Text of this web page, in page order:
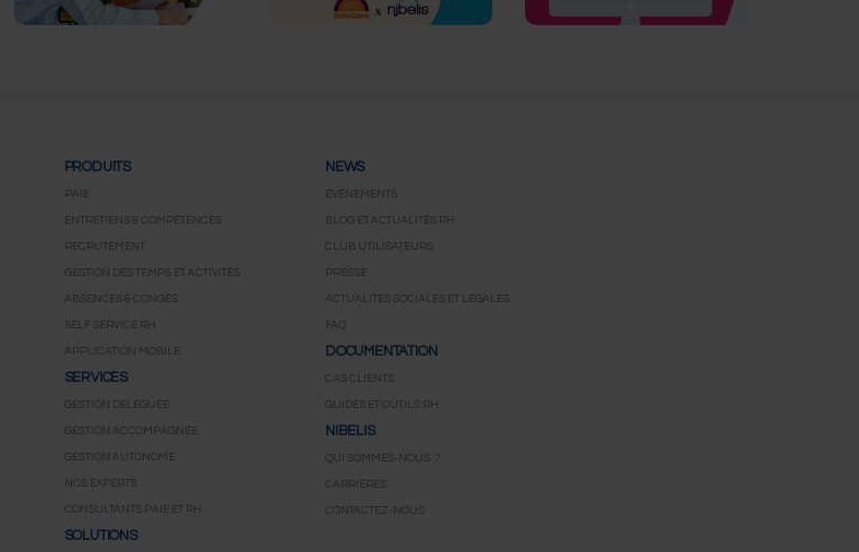
PRODUITS
PAIE
ENTRETIENS & COMPÉTENCES
RECRUTEMENT
GESTION DES TEMPS ET ACTIVITÉS
ABSENCES & CONGÉS
SELF SERVICE RH
APPLICATION MOBILE
SERVICES
GESTION DÉLÉGUÉE
GESTION ACCOMPAGNÉE
GESTION AUTONOME
NOS EXPERTS
CONSULTANTS PAIE ET RH
SOLUTIONS
NEWS
ÉVÉNEMENTS
BLOG ET ACTUALITÉS RH
CLUB UTILISATEURS
PRESSE
ACTUALITÉS SOCIALES ET LÉGALES
FAQ
DOCUMENTATION
CAS CLIENTS
GUIDES ET OUTILS RH
NIBELIS
QUI SOMMES-NOUS ?
CARRIÈRES
CONTACTEZ-NOUS